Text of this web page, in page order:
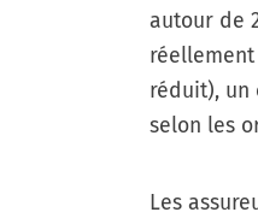
autour de
réduit), un
selon les
Les